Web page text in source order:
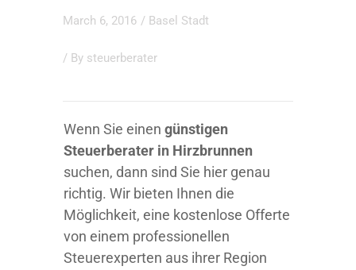
March 6, 2016 / Basel Stadt
/ By steuerberater
Wenn Sie einen günstigen
Steuerberater in Hirzbrunnen
suchen, dann sind Sie hier genau
richtig. Wir bieten Ihnen die
Möglichkeit, eine kostenlose Offerte
von einem professionellen
Steuerexperten aus ihrer Region